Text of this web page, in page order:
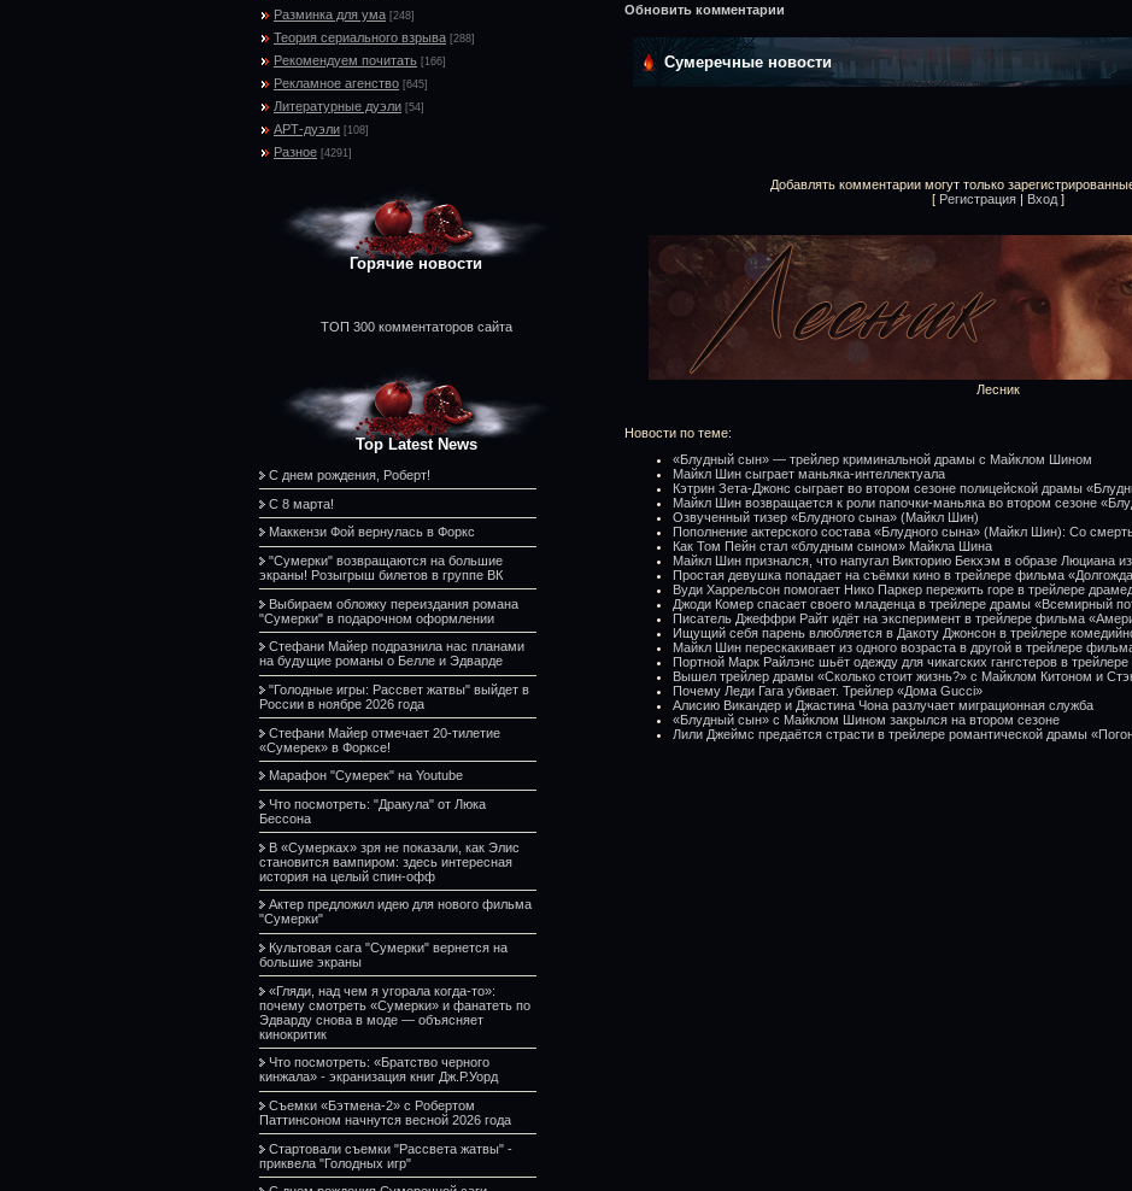
Разминка для ума [248]
Теория сериального взрыва [288]
Рекомендуем почитать [166]
Рекламное агенство [645]
Литературные дуэли [54]
АРТ-дуэли [108]
Разное [4291]
Горячие новости
ТОП 300 комментаторов сайта
Top Latest News
С днем рождения, Роберт!
С 8 марта!
Маккензи Фой вернулась в Форкс
"Сумерки" возвращаются на большие
экраны! Розыгрыш билетов в группе ВК
Выбираем обложку переиздания романа
"Сумерки" в подарочном оформлении
Стефани Майер подразнила нас планами
на будущие романы о Белле и Эдварде
"Голодные игры: Рассвет жатвы" выйдет в
России в ноябре 2026 года
Стефани Майер отмечает 20-тилетие
«Сумерек» в Форксе!
Марафон "Сумерек" на Youtube
Что посмотреть: "Дракула" от Люка
Бессона
В «Сумерках» зря не показали, как Элис
становится вампиром: здесь интересная
история на целый спин-офф
Актер предложил идею для нового фильма
"Сумерки"
Культовая сага "Сумерки" вернется на
большие экраны
«Гляди, над чем я угорала когда-то»:
почему смотреть «Сумерки» и фанатеть по
Эдварду снова в моде — объясняет
кинокритик
Что посмотреть: «Братство черного
кинжала» - экранизация книг Дж.Р.Уорд
Съемки «Бэтмена-2» с Робертом
Паттинсоном начнутся весной 2026 года
Стартовали съемки "Рассвета жатвы" -
приквела "Голодных игр"
Обновить комментарии
Сумеречные новости
Добавлять комментарии могут только
[ Регистрация | Вход ]
Лесник
Новости по теме:
«Блудный сын» — трейлер криминальной драмы с Майклом Шином
Майкл Шин сыграет маньяка-интеллектуала
Кэтрин Зета-Джонс сыграет во втором сезоне полицейской драмы
Майкл Шин возвращается к роли папочки-маньяка во втором сезоне
Озвученный тизер «Блудного сына» (Майкл Шин)
Пополнение актерского состава «Блудного сына» (Майкл Шин): Со
Как Том Пейн стал «блудным сыном» Майкла Шина
Майкл Шин признался, что напугал Викторию Бекхэм в образе Люциана
Простая девушка попадает на съёмки кино в трейлере фильма
Вуди Харрельсон помогает Нико Паркер пережить горе в трейлере
Джоди Комер спасает своего младенца в трейлере драмы «Всемирный
Писатель Джеффри Райт идёт на эксперимент в трейлере фильма
Ищущий себя парень влюбляется в Дакоту Джонсон в трейлере
Майкл Шин перескакивает из одного возраста в другой в трейлере
Портной Марк Райлэнс шьёт одежду для чикагских гангстеров в
Вышел трейлер драмы «Сколько стоит жизнь?» с Майклом Китоном и
Почему Леди Гага убивает. Трейлер «Дома Gucci»
Алисию Викандер и Джастина Чона разлучает миграционная служба
«Блудный сын» с Майклом Шином закрылся на втором сезоне
Лили Джеймс предаётся страсти в трейлере романтической драмы